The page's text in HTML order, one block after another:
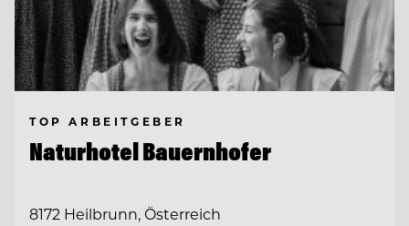
TOP ARBEITGEBER
Naturhotel Bauernhofer
8172 Heilbrunn, Österreich